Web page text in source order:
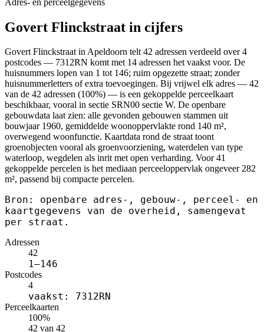
Govert Flinckstraat in cijfers
Govert Flinckstraat in Apeldoorn telt 42 adressen verdeeld over 4
postcodes — 7312RN komt met 14 adressen het vaakst voor. De
huisnummers lopen van 1 tot 146; ruim opgezette straat; zonder
huisnummerletters of extra toevoegingen. Bij vrijwel elk adres — 42
van de 42 adressen (100%) — is een gekoppelde perceelkaart
beschikbaar, vooral in sectie SRN00 sectie W. De openbare
gebouwdata laat zien: alle gevonden gebouwen stammen uit
bouwjaar 1960, gemiddelde woonoppervlakte rond 140 m²,
overwegend woonfunctie. Kaartdata rond de straat toont
groenobjecten vooral als groenvoorziening, waterdelen van type
waterloop, wegdelen als inrit met open verharding. Voor 41
gekoppelde percelen is het mediaan perceeloppervlak ongeveer 282
m², passend bij compacte percelen.
Bron: openbare adres-, gebouw-, perceel- en
kaartgegevens van de overheid, samengevat
per straat.
Adressen
42
1–146
Postcodes
4
vaakst: 7312RN
Perceelkaarten
100%
42 van 42